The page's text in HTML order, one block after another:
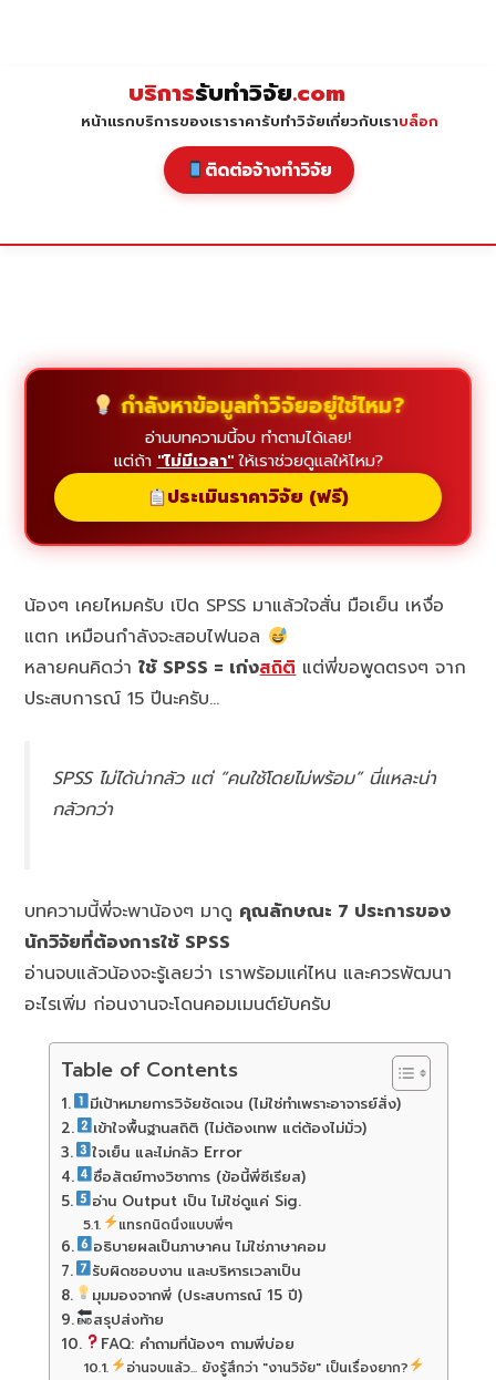
บริการรับทำวิจัย.com
หน้าแรกบริการของเราราคารับทำวิจัยเกี่ยวกับเราบล็อก
ติดต่อจ้างทำวิจัย
กำลังหาข้อมูลทำวิจัยอยู่ใช่ไหม?
อ่านบทความนี้จบ ทำตามได้เลย!
แต่ถ้า "ไม่มีเวลา"ให้เราช่วยดูแลให้ไหม?
ประเมินราคาวิจัย (ฟรี)
น้องๆ เคยไหมครับ เปิด SPSS มาแล้วใจสั่น มือเย็น เหงื่อ
แตก เหมือนกำลังจะสอบไฟนอล
หลายคนคิดว่าใช้ SPSS = เก่งสถิติแต่พี่ขอพูดตรงๆ จาก
ประสบการณ์ 15 ปีนะครับ…
SPSS ไม่ได้น่ากลัว แต่ “คนใช้โดยไม่พร้อม” นี่แหละน่า
กลัวกว่า
บทความนี้พี่จะพาน้องๆ มาดู คุณลักษณะ 7 ประการของ
นักวิจัยที่ต้องการใช้ SPSS
อ่านจบแล้วน้องจะรู้เลยว่า เราพร้อมแค่ไหน และควรพัฒนา
อะไรเพิ่ม ก่อนงานจะโดนคอมเมนต์ยับครับ
Table of Contents
มีเป้าหมายการวิจัยชัดเจน (ไม่ใช่ทำเพราะอาจารย์สั่ง)
เข้าใจพื้นฐานสถิติ (ไม่ต้องเทพ แต่ต้องไม่มั่ว)
ใจเย็น และไม่กลัว Error
ซื่อสัตย์ทางวิชาการ (ข้อนี้พี่ซีเรียส)
อ่าน Output เป็น ไม่ใช่ดูแค่ Sig.
แทรกนิดนึงแบบพี่ๆ
อธิบายผลเป็นภาษาคน ไม่ใช่ภาษาคอม
รับผิดชอบงาน และบริหารเวลาเป็น
มุมมองจากพี่ (ประสบการณ์ 15 ปี)
สรุปส่งท้าย
FAQ: คำถามที่น้องๆ ถามพี่บ่อย
อ่านจบแล้ว... ยังรู้สึกว่า "งานวิจัย" เป็นเรื่องยาก?